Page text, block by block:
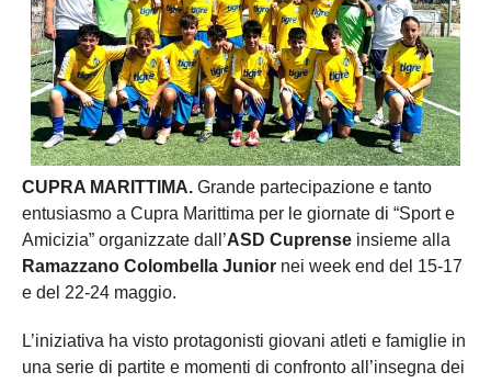
CUPRA MARITTIMA. Grande partecipazione e tanto
entusiasmo a Cupra Marittima per le giornate di “Sport e
Amicizia” organizzate dall’ASD Cuprense insieme alla
Ramazzano Colombella Junior nei week end del 15-17
e del 22-24 maggio.
L’iniziativa ha visto protagonisti giovani atleti e famiglie in
una serie di partite e momenti di confronto all’insegna dei